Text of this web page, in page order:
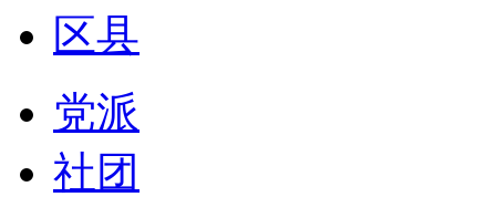
区县
党派
社团